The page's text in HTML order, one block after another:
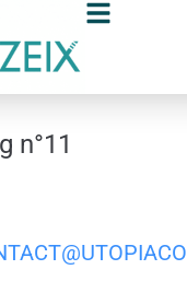
n°11